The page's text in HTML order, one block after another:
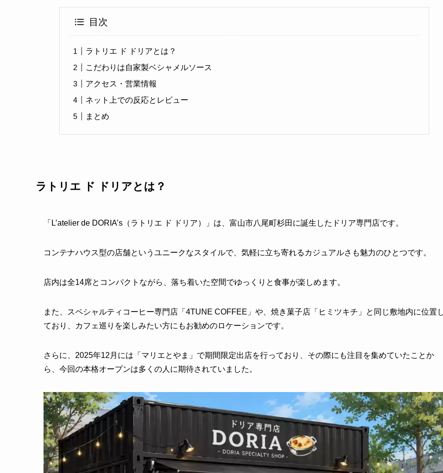
目次
ラトリエ ド ドリアとは？
こだわりは自家製ベシャメルソース
アクセス・営業情報
ネット上での反応とレビュー
まとめ
ラトリエ ド ドリアとは？
「L’atelier de DORIA’s（ラトリエ ド ドリア）」は、富山市八尾町杉田に誕生したドリア専門店です。
コンテナハウス型の店舗というユニークなスタイルで、気軽に立ち寄れるカジュアルさも魅力のひとつです。
店内は全14席とコンパクトながら、落ち着いた空間でゆっくりと食事が楽しめます。
また、スペシャルティコーヒー専門店「4TUNE COFFEE」や、焼き菓子店「ヒミツキチ」と同じ敷地内に位置
ており、カフェ巡りを楽しみたい方にもお勧めのロケーションです。
さらに、2025年12月には「マリエとやま」で期間限定出店を行っており、その際にも注目を集めていたことか
ら、今回の本格オープンは多くの人に期待されていました。